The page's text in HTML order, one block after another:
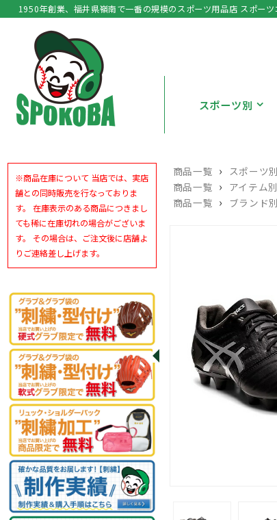
1950年創業、福井県嶺南で一番の規模のスポーツ用品店 スポーツ
スポーツ別
商品一覧 › スポーツ
商品一覧 › アイテム
商品一覧 › ブランド
※商品在庫について 当店では、実店
舗との同時販売を行なっておりま
す。 在庫表示のある商品につきまし
ても稀に在庫切れの場合がございま
す。 その場合は、ご注文後に店舗よ
りご連絡差し上げます。